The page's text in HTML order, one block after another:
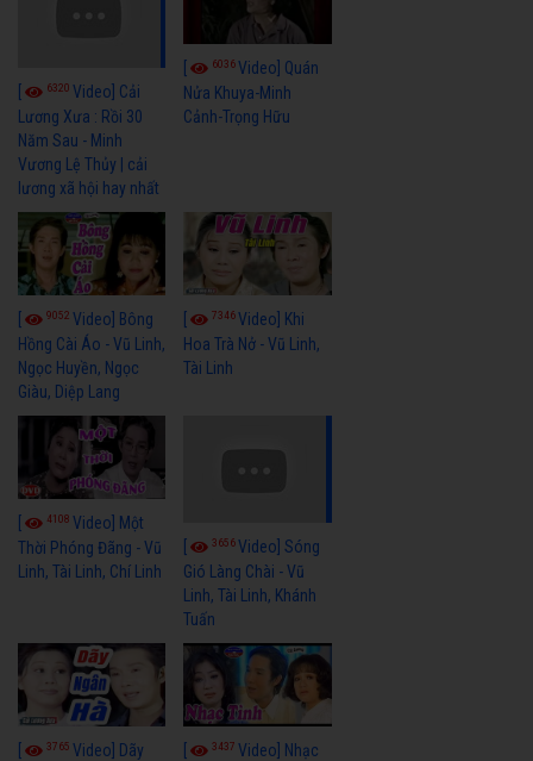
6320 Video] Cải
Lương Xưa : Rồi 30
Năm Sau - Minh
Vương Lệ Thủy | cải
lương xã hội hay nhất
6036Video] Quán
Nửa Khuya-Minh
Cảnh-Trọng Hữu
9052 Video] Bông
Hồng Cài Áo - Vũ Linh,
Ngọc Huyền, Ngọc
Giàu, Diệp Lang
7346Video] Khi
Hoa Trà Nở - Vũ Linh,
Tài Linh
4108 Video] Một
Thời Phóng Đãng - Vũ
Linh, Tài Linh, Chí Linh
3656Video] Sóng
Gió Làng Chài - Vũ
Linh, Tài Linh, Khánh
Tuấn
3765 Video] Dãy
3437Video] Nhạc